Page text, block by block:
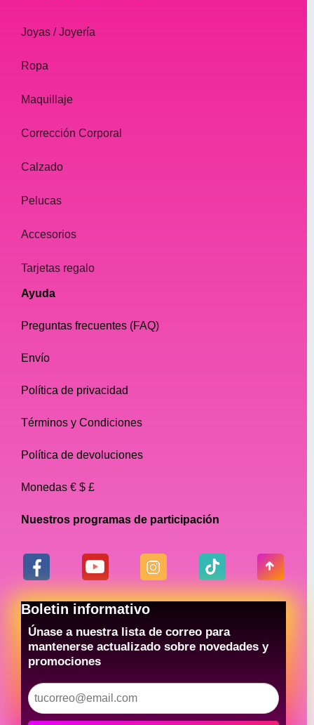
Joyas / Joyería
Ropa
Maquillaje
Corrección Corporal
Calzado
Pelucas
Accesorios
Tarjetas regalo
Ayuda
Preguntas frecuentes (FAQ)
Envío
Política de privacidad
Términos y Condiciones
Política de devoluciones
Monedas € $ £
Nuestros programas de participación
Boletin informativo
Únase a nuestra lista de correo para
mantenerse actualizado sobre novedades y
promociones